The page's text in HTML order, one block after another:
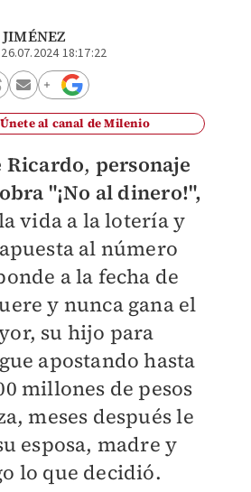
26.07.2024 18:17:22
Únete al canal de Milenio
Ricardo, personaje
"¡No al dinero!",
vida a la lotería y
al número
a la fecha de
y nunca gana el
su hijo para
apostando hasta
millones de pesos
meses después le
esposa, madre y
lo que decidió.